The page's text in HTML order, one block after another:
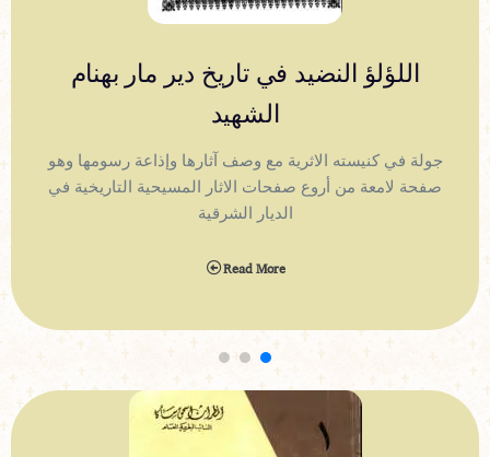
اللؤلؤ النضيد في تاريخ دير مار بهنام
الشهيد
جولة في كنيسته الاثرية مع وصف آثارها وإذاعة رسومها وهو
صفحة لامعة من أروع صفحات الاثار المسيحية التاريخية في
الديار الشرقية
Read More